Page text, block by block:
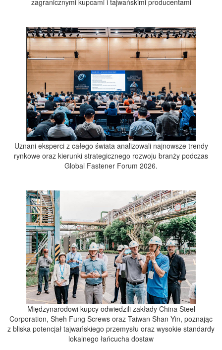
zagranicznymi kupcami i tajwańskimi producentami
Uznani eksperci z całego świata analizowali najnowsze trendy
rynkowe oraz kierunki strategicznego rozwoju branży podczas
Global Fastener Forum 2026.
Międzynarodowi kupcy odwiedzili zakłady China Steel
Corporation, Sheh Fung Screws oraz Taiwan Shan Yin, poznając
z bliska potencjał tajwańskiego przemysłu oraz wysokie standardy
lokalnego łańcucha dostaw